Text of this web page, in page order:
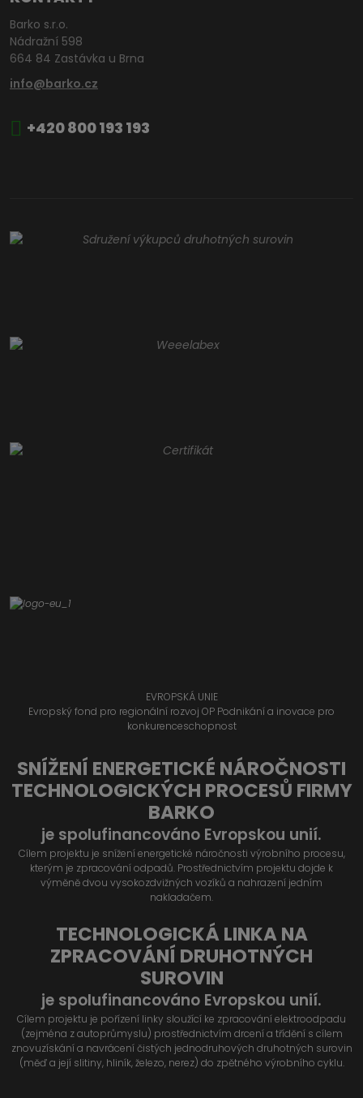
Barko s.r.o.
Nádražní 598
664 84 Zastávka u Brna
info@barko.cz
+420 800 193 193
EVROPSKÁ UNIE
Evropský fond pro regionální rozvoj OP Podnikání a inovace pro
konkurenceschopnost
SNÍŽENÍ ENERGETICKÉ NÁROČNOSTI
TECHNOLOGICKÝCH PROCESŮ FIRMY
BARKO
je spolufinancováno Evropskou unií.
Cílem projektu je snížení energetické náročnosti výrobního procesu,
kterým je zpracování odpadů. Prostřednictvím projektu dojde k
výměně dvou vysokozdvižných vozíků a nahrazení jedním
nakladačem.
TECHNOLOGICKÁ LINKA NA
ZPRACOVÁNÍ DRUHOTNÝCH
SUROVIN
je spolufinancováno Evropskou unií.
Cílem projektu je pořízení linky sloužící ke zpracování elektroodpadu
(zejména z autoprůmyslu) prostřednictvím drcení a třídění s cílem
znovuzískání a navrácení čistých jednodruhových druhotných surovin
(měď a její slitiny, hliník, železo, nerez) do zpětného výrobního cyklu.